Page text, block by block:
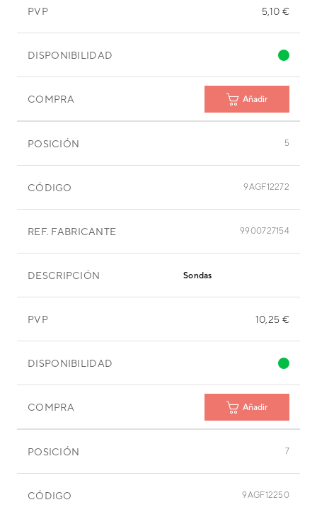
PVP 5,10 €
DISPONIBILIDAD
COMPRA Añadir
POSICIÓN 5
CÓDIGO 9AGF12272
REF. FABRICANTE 9900727154
DESCRIPCIÓN Sondas
PVP 10,25 €
DISPONIBILIDAD
COMPRA Añadir
POSICIÓN 7
CÓDIGO 9AGF12250